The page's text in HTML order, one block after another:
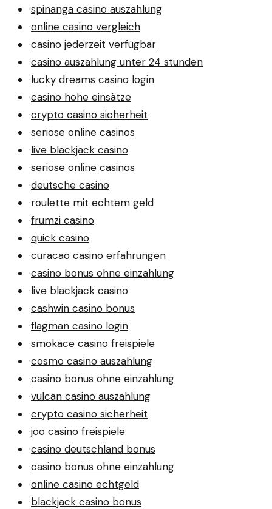
·spinanga casino auszahlung
·online casino vergleich
·casino jederzeit verfügbar
·casino auszahlung unter 24 stunden
·lucky dreams casino login
·casino hohe einsätze
·crypto casino sicherheit
·seriöse online casinos
·live blackjack casino
·seriöse online casinos
·deutsche casino
·roulette mit echtem geld
·frumzi casino
·quick casino
·curacao casino erfahrungen
·casino bonus ohne einzahlung
·live blackjack casino
·cashwin casino bonus
·flagman casino login
·smokace casino freispiele
·cosmo casino auszahlung
·casino bonus ohne einzahlung
·vulcan casino auszahlung
·crypto casino sicherheit
·joo casino freispiele
·casino deutschland bonus
·casino bonus ohne einzahlung
·online casino echtgeld
·blackjack casino bonus